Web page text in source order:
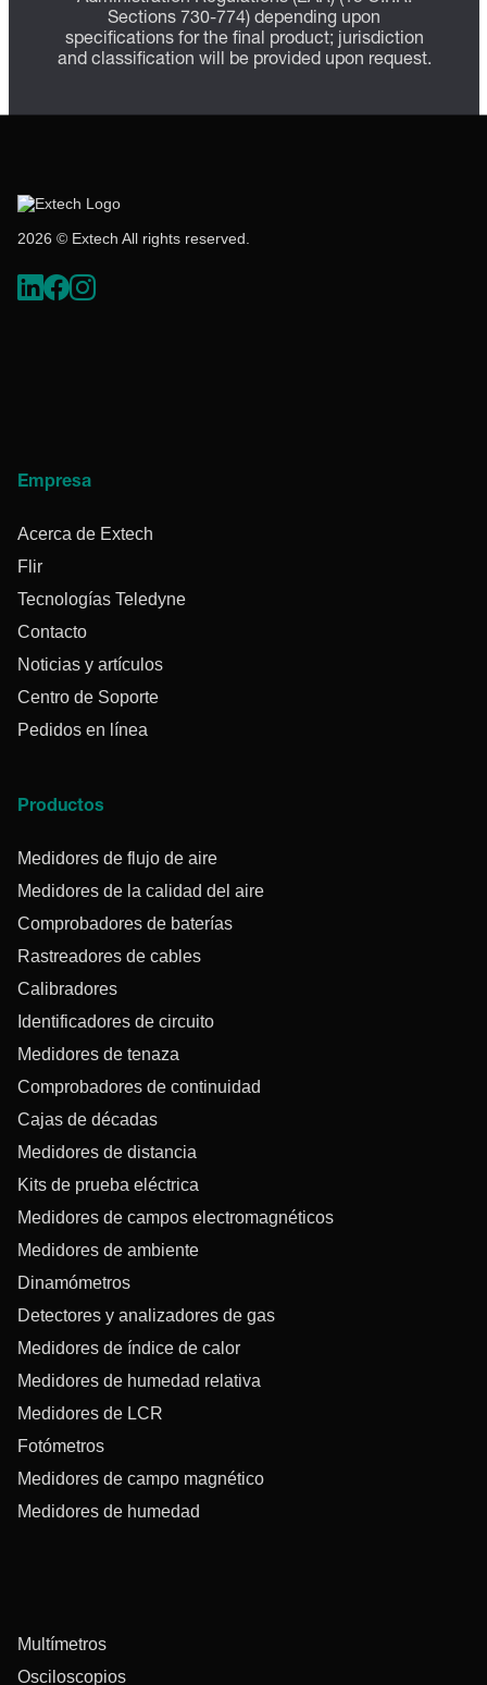
Sections 730-774) depending upon
specifications for the final product; jurisdiction
and classification will be provided upon request.
2026 © Extech All rights reserved.
Empresa
Acerca de Extech
Flir
Tecnologías Teledyne
Contacto
Noticias y artículos
Centro de Soporte
Pedidos en línea
Productos
Medidores de flujo de aire
Medidores de la calidad del aire
Comprobadores de baterías
Rastreadores de cables
Calibradores
Identificadores de circuito
Medidores de tenaza
Comprobadores de continuidad
Cajas de décadas
Medidores de distancia
Kits de prueba eléctrica
Medidores de campos electromagnéticos
Medidores de ambiente
Dinamómetros
Detectores y analizadores de gas
Medidores de índice de calor
Medidores de humedad relativa
Medidores de LCR
Fotómetros
Medidores de campo magnético
Medidores de humedad
Multímetros
Osciloscopios